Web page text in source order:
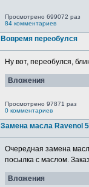
Просмотрено 699072 раз
84 комментариев
Вовремя переобулся
Ну вот, переобулся,
Вложения
Просмотрено 97871 раз
0 комментариев
Замена масла Ravenol
Очередная замена
посылка с маслом.
Вложения